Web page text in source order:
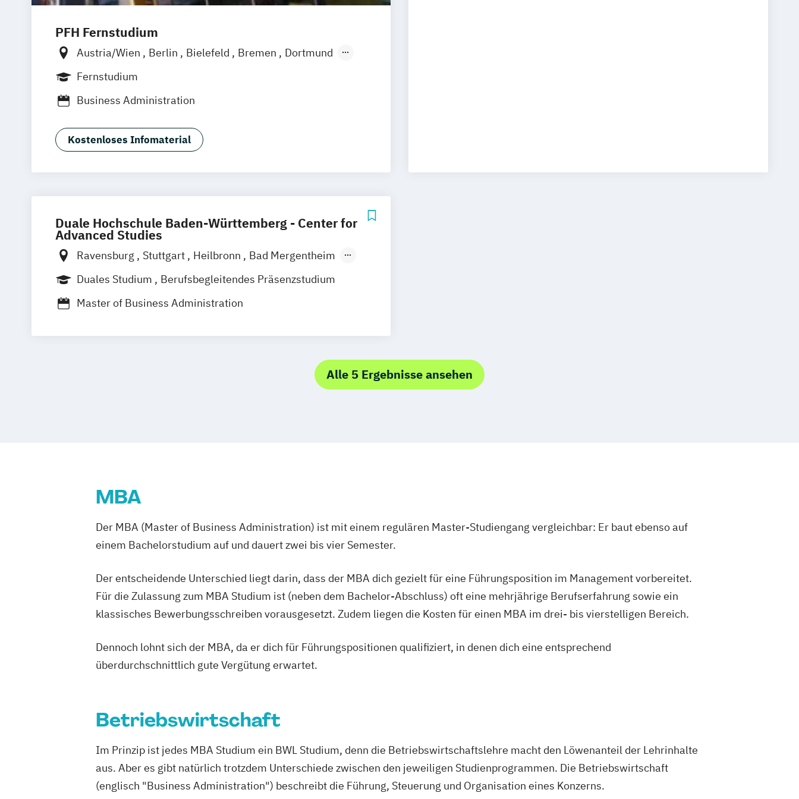
PFH Fernstudium
Austria/Wien Berlin Bielefeld Bremen
Dortmund
Düsseldorf/Ratingen
Kaiserslautern/Kusel Kiel
Online-Fernstudium Regensburg
Köln Offenbach bei Frankfurt am Main
Schwarzheide/Oberspreewald-Lausitz bei Dresden
Fernstudium
Business Administration
Kostenloses Infomaterial
Duale Hochschule Baden-Württemberg - Center for
Advanced Studies
Ravensburg Stuttgart Heilbronn
Bad Mergentheim
Friedrichshafen
Heidenheim Karlsruhe
Lörrach
Mosbach
Villingen-Schwenningen
Horb am Neckar
Duales Studium
Berufsbegleitendes Präsenzstudium
Master of Business Administration
Alle 5 Ergebnisse ansehen
MBA
Der MBA (Master of Business Administration) ist mit einem regulären Master-Studiengang vergleichbar: Er baut ebenso auf
einem Bachelorstudium auf und dauert zwei bis vier Semester.
Der entscheidende Unterschied liegt darin, dass der MBA dich gezielt für eine Führungsposition im Management vorbereitet.
Für die Zulassung zum MBA Studium ist (neben dem Bachelor-Abschluss) oft eine mehrjährige Berufserfahrung sowie ein
klassisches Bewerbungsschreiben vorausgesetzt. Zudem liegen die Kosten für einen MBA im drei- bis vierstelligen Bereich.
Dennoch lohnt sich der MBA, da er dich für Führungspositionen qualifiziert, in denen dich eine entsprechend
überdurchschnittlich gute Vergütung erwartet.
Betriebswirtschaft
Im Prinzip ist jedes MBA Studium ein BWL Studium, denn die Betriebswirtschaftslehre macht den Löwenanteil der Lehrinhalte
aus. Aber es gibt natürlich trotzdem Unterschiede zwischen den jeweiligen Studienprogrammen. Die Betriebswirtschaft
(englisch "Business Administration") beschreibt die Führung, Steuerung und Organisation eines Konzerns.